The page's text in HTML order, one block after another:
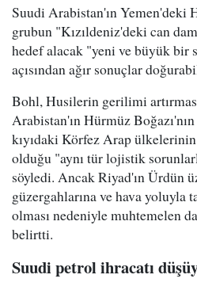
Suudi Arabistan'ın Yemen'deki
grubun "Kızıldeniz'deki can
hedef alacak "yeni ve büyük bir
açısından ağır sonuçlar
Bohl, Husilerin gerilimi
Arabistan'ın Hürmüz
kıyıdaki Körfez Arap ülkelerinin
olduğu "aynı tür lojistik
söyledi. Ancak Riyad'ın Ürdün
güzergahlarına ve hava yoluyla
olması nedeniyle muhtemelen
belirtti.
Suudi petrol ihracatı